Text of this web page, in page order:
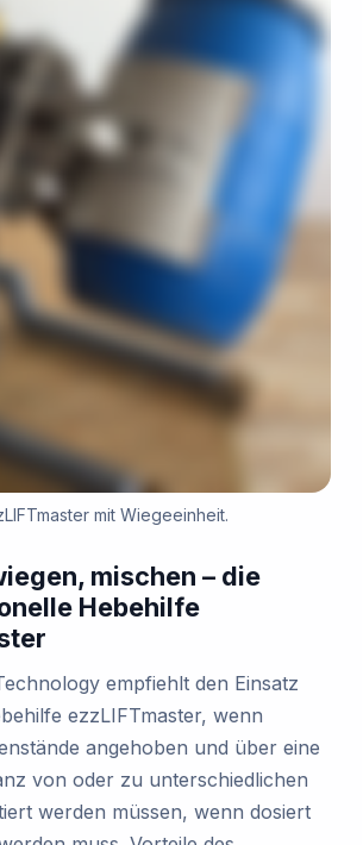
mit Wiegeeinheit.
mischen – die
Hebehilfe
empfiehlt den Einsatz
ezzLIFTmaster, wenn
angehoben und über eine
von oder zu unterschiedlichen
werden müssen, wenn dosiert